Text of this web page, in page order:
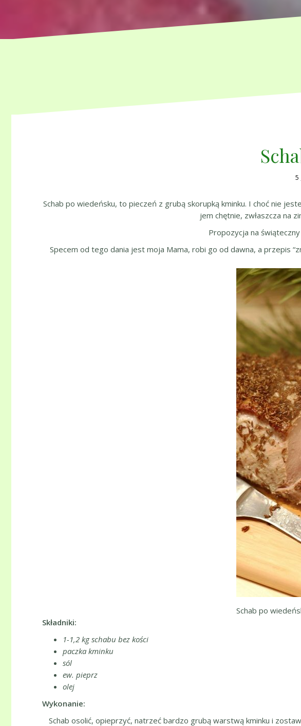
5
Schab po wiedeńsku, to pieczeń z grubą skorupką kminku. I choć nie
jem chętnie, zwłaszcza na
Propozycja na
Specem od tego dania jest moja Mama, robi go od dawna, a przepis
Schab po
Składniki:
1-1,2 kg schabu bez kości
paczka kminku
sól
ew. pieprz
olej
Wykonanie:
Schab osolić, opieprzyć, natrzeć bardzo grubą warstwą kminku i